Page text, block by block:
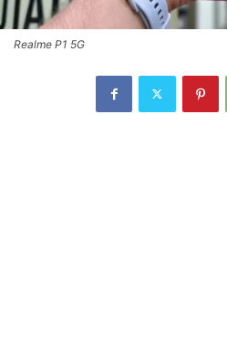
Realme P1 5G